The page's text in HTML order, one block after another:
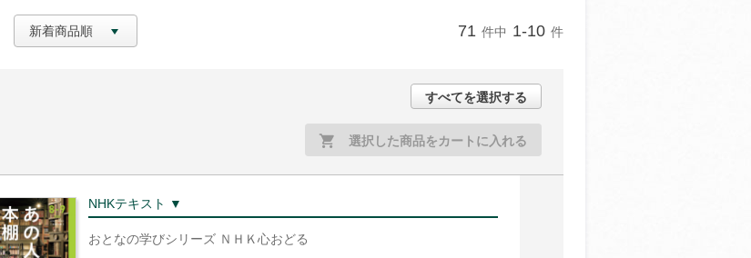
新着商品順 71 件中 1-10 件
すべてを選択する
選択した商品をカートに入れる
NHKテキスト ▼
おとなの学びシリーズ ＮＨＫ心おどる